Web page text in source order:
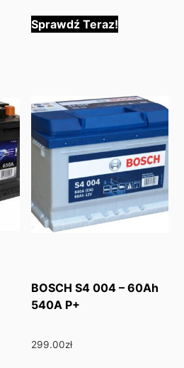
Sprawdź Teraz!
BOSCH S4 004 – 60Ah
540A P+
299.00zł